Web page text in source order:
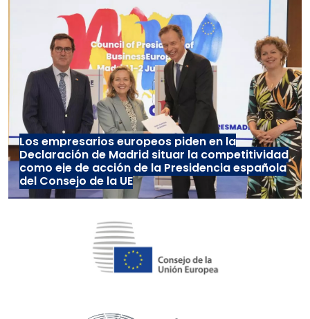
Los empresarios europeos piden en la
Declaración de Madrid situar la competitividad
como eje de acción de la Presidencia española
del Consejo de la UE